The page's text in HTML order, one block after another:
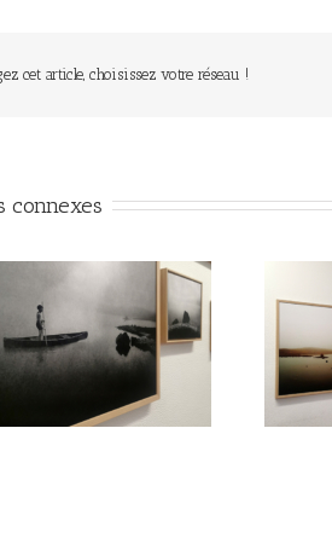
cet article, choisissez votre réseau !
connexes
Le Murmure des Égarés /
Réseau Lux # 1 / Itinéraires
des Photographes Voyageurs
/ Paris Novembre-décembre
2024